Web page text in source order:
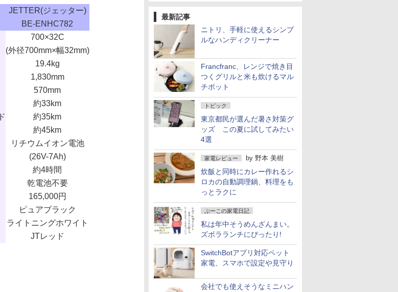
最新記事
ニトリ、手軽に使えるシンプ
ルなハンディクリーナー
Francfranc、レンジで焼き目
つくグリルと米も炊けるマル
チポット
トピック
東京都民が選んだ暑さ対策グ
ッズ この夏に試してみたい
4選
家電レビュー by 野本 美樹
炊飯と同時にカレー作れるシ
ロカの自動調理鍋、料理をも
っとラクに
ぷーこの家電日記
私は年中そうめんざんまい。
ズボラランチにぴったり!
SwitchBotアプリ対応ペット
家電、スマホで設定や見守り
会社でも使えそうなミニハン
JETTER(ジェッター)
BE-ENHC782
700×32C
(外径700mm×幅32mm)
19.4kg
1,830mm
570mm
約33km
約35km
約45km
リチウムイオン電池
(26V-7Ah)
約4時間
乾電池不要
165,000円
ピュアブラック
ライトニングホワイト
JTレッド